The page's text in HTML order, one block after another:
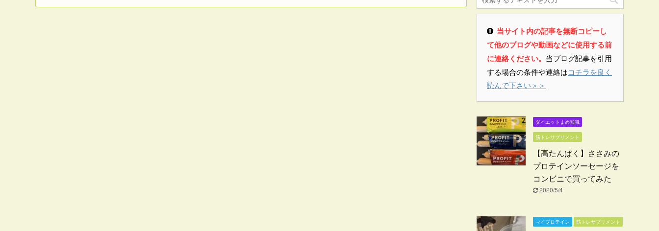
当サイト内の記事を無断コピーし
て他のブログや動画などに使用する前
に連絡ください。 当ブログ記事を引用
する場合の条件や連絡はコチラを良く
読んで下さい＞＞
ダイエットまめ知識
筋トレサプリメント
【高たんぱく】ささみの
プロテインソーセージを
コンビニで買ってみた
2020/5/4
マイプロテイン 筋トレサプリメント